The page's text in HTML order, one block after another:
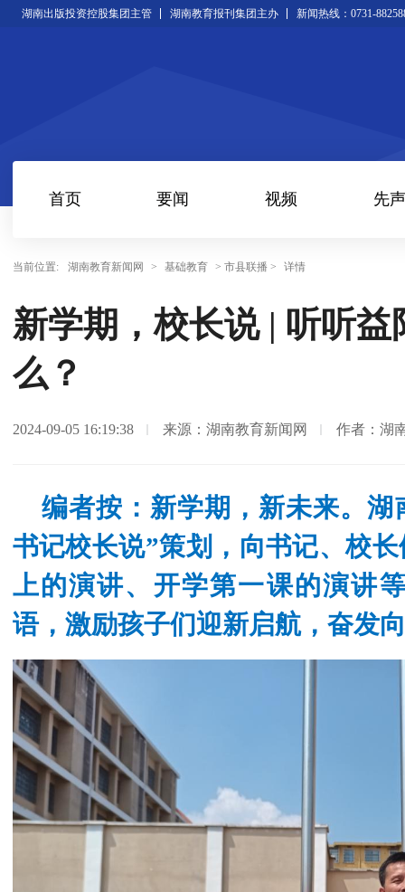
湖南出版投资控股集团主管 湖南教育报刊集团主办 新闻热线：0731-
首页 要闻 视频 先声
当前位置: 湖南教育新闻网 > 基础教育 > 市县联播 > 详情
新学期，校长说 | 听听
么？
2024-09-05 16:19:38 来源：湖南教育新闻网 作者：湖
编者按：新学期，新未来。
书记校长说”策划，向书记、校
上的演讲、开学第一课的演讲
语，激励孩子们迎新启航，奋发